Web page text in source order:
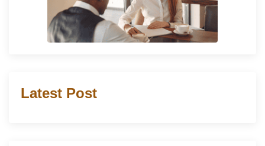
Latest Post